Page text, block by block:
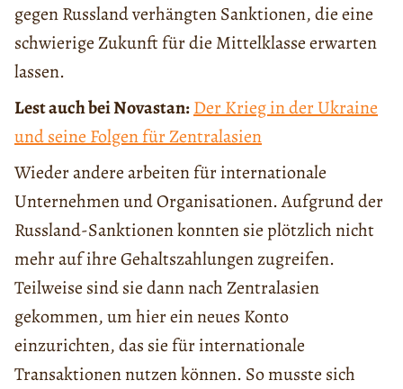
gegen Russland verhängten Sanktionen, die eine
schwierige Zukunft für die Mittelklasse erwarten
lassen.
Lest auch bei Novastan:Der Krieg in der Ukraine
und seine Folgen für Zentralasien
Wieder andere arbeiten für internationale
Unternehmen und Organisationen. Aufgrund der
Russland-Sanktionen konnten sie plötzlich nicht
mehr auf ihre Gehaltszahlungen zugreifen.
Teilweise sind sie dann nach Zentralasien
gekommen, um hier ein neues Konto
einzurichten, das sie für internationale
Transaktionen nutzen können. So musste sich